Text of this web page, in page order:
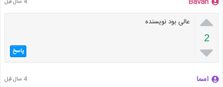

2

عالی بود نویسنده
پاسخ
اسما 4 سال قبل